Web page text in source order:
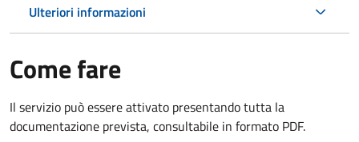
Ulteriori informazioni
Come fare
Il servizio può essere attivato presentando tutta la
documentazione prevista, consultabile in formato PDF.